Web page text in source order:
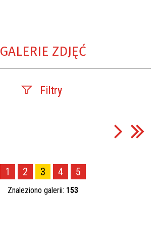
GALERIE ZDJĘĆ
Filtry
1 2 3 4 5
Znaleziono galerii: 153